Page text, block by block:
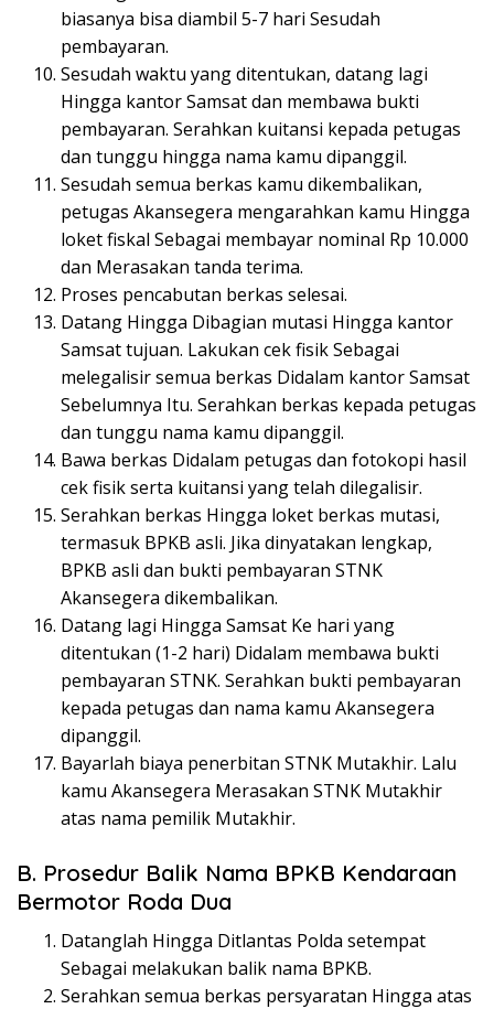
biasanya bisa diambil 5-7 hari Sesudah
pembayaran.
Sesudah waktu yang ditentukan, datang lagi
Hingga kantor Samsat dan membawa bukti
pembayaran. Serahkan kuitansi kepada petugas
dan tunggu hingga nama kamu dipanggil.
Sesudah semua berkas kamu dikembalikan,
petugas Akansegera mengarahkan kamu Hingga
loket fiskal Sebagai membayar nominal Rp 10.000
dan Merasakan tanda terima.
Proses pencabutan berkas selesai.
Datang Hingga Dibagian mutasi Hingga kantor
Samsat tujuan. Lakukan cek fisik Sebagai
melegalisir semua berkas Didalam kantor Samsat
Sebelumnya Itu. Serahkan berkas kepada petugas
dan tunggu nama kamu dipanggil.
Bawa berkas Didalam petugas dan fotokopi hasil
cek fisik serta kuitansi yang telah dilegalisir.
Serahkan berkas Hingga loket berkas mutasi,
termasuk BPKB asli. Jika dinyatakan lengkap,
BPKB asli dan bukti pembayaran STNK
Akansegera dikembalikan.
Datang lagi Hingga Samsat Ke hari yang
ditentukan (1-2 hari) Didalam membawa bukti
pembayaran STNK. Serahkan bukti pembayaran
kepada petugas dan nama kamu Akansegera
dipanggil.
Bayarlah biaya penerbitan STNK Mutakhir. Lalu
kamu Akansegera Merasakan STNK Mutakhir
atas nama pemilik Mutakhir.
B. Prosedur Balik Nama BPKB Kendaraan
Bermotor Roda Dua
Datanglah Hingga Ditlantas Polda setempat
Sebagai melakukan balik nama BPKB.
Serahkan semua berkas persyaratan Hingga atas